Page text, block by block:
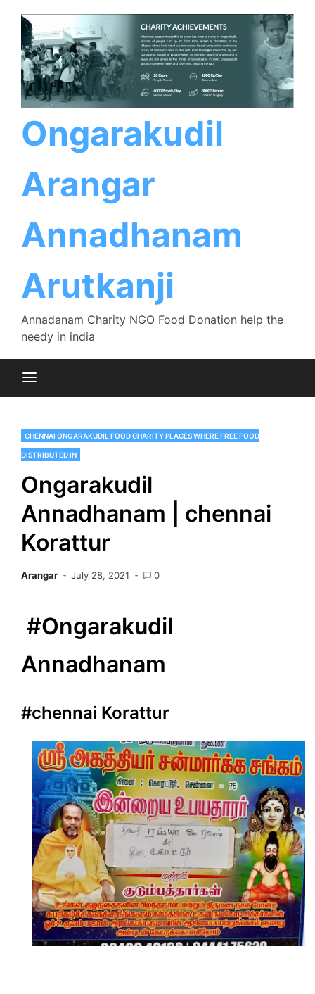
Ongarakudil
Arangar
Annadhanam
Arutkanji
Annadanam Charity NGO Food Donation help the
needy in india
CHENNAI ONGARAKUDIL FOOD CHARITY PLACES WHERE FREE FOOD
DISTRIBUTED IN
Ongarakudil
Annadhanam | chennai
Korattur
Arangar July 28, 2021 0
#Ongarakudil
Annadhanam
#chennai Korattur